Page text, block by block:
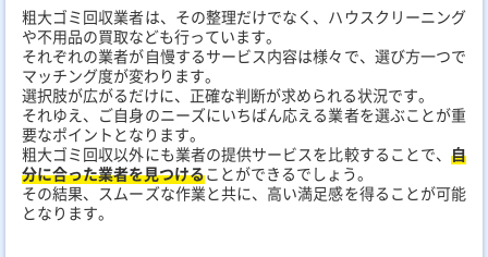
粗大ゴミ回収業者は、その整理だけでなく、ハウスクリーニング
や不用品の買取なども行っています。
それぞれの業者が自慢するサービス内容は様々で、選び方一つで
マッチング度が変わります。
選択肢が広がるだけに、正確な判断が求められる状況です。
それゆえ、ご自身のニーズにいちばん応える業者を選ぶことが重
要なポイントとなります。
粗大ゴミ回収以外にも業者の提供サービスを比較することで、 自
分に合った業者を見つけることができるでしょう。
その結果、スムーズな作業と共に、高い満足感を得ることが可能
となります。